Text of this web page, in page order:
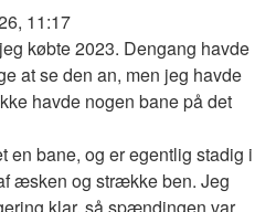
11:17
købte 2023. Dengang havde
at se den an, men jeg havde
havde nogen bane på det
en bane, og er egentlig stadig i
æsken og strække ben. Jeg